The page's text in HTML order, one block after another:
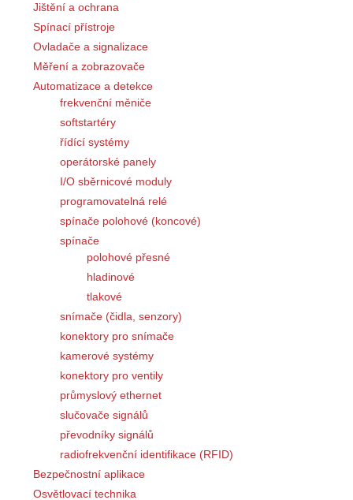
Jištění a ochrana
Spínací přístroje
Ovladače a signalizace
Měření a zobrazovače
Automatizace a detekce
frekvenční měniče
softstartéry
řídící systémy
operátorské panely
I/O sběrnicové moduly
programovatelná relé
spínače polohové (koncové)
spínače
polohové přesné
hladinové
tlakové
snímače (čidla, senzory)
konektory pro snímače
kamerové systémy
konektory pro ventily
průmyslový ethernet
slučovače signálů
převodníky signálů
radiofrekvenční identifikace (RFID)
Bezpečnostní aplikace
Osvětlovací technika